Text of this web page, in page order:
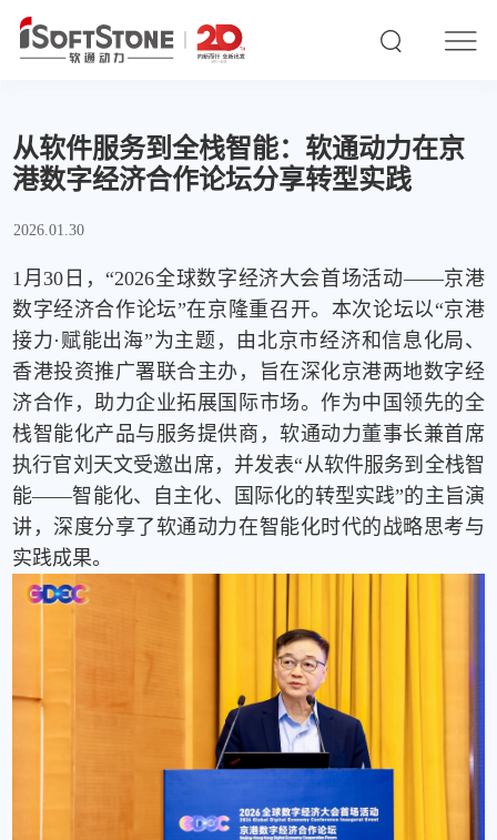
从软件服务到全栈智能：软通动力在京
港数字经济合作论坛分享转型实践
2026.01.30
1月30 日， “2026全球数字经济大会首场活动——京港
数字经济合作论坛”在京隆重召开。本次论坛以“京港
接力· 赋能出海”为主题，由北京市经济和信息化局、
香港投资推广署联合主办，旨在深化京港两地数字经
济合作，助力企业拓展国际市场。作为中国领先的全
栈智能化产品与服务提供商，软通动力董事长兼首席
执行官刘天文受邀出席，并发表“从软件服务到全栈智
能——智能化、自主化、国际化的转型实践”的主旨演
讲，深度分享了软通动力在智能化时代的战略思考与
实践成果。